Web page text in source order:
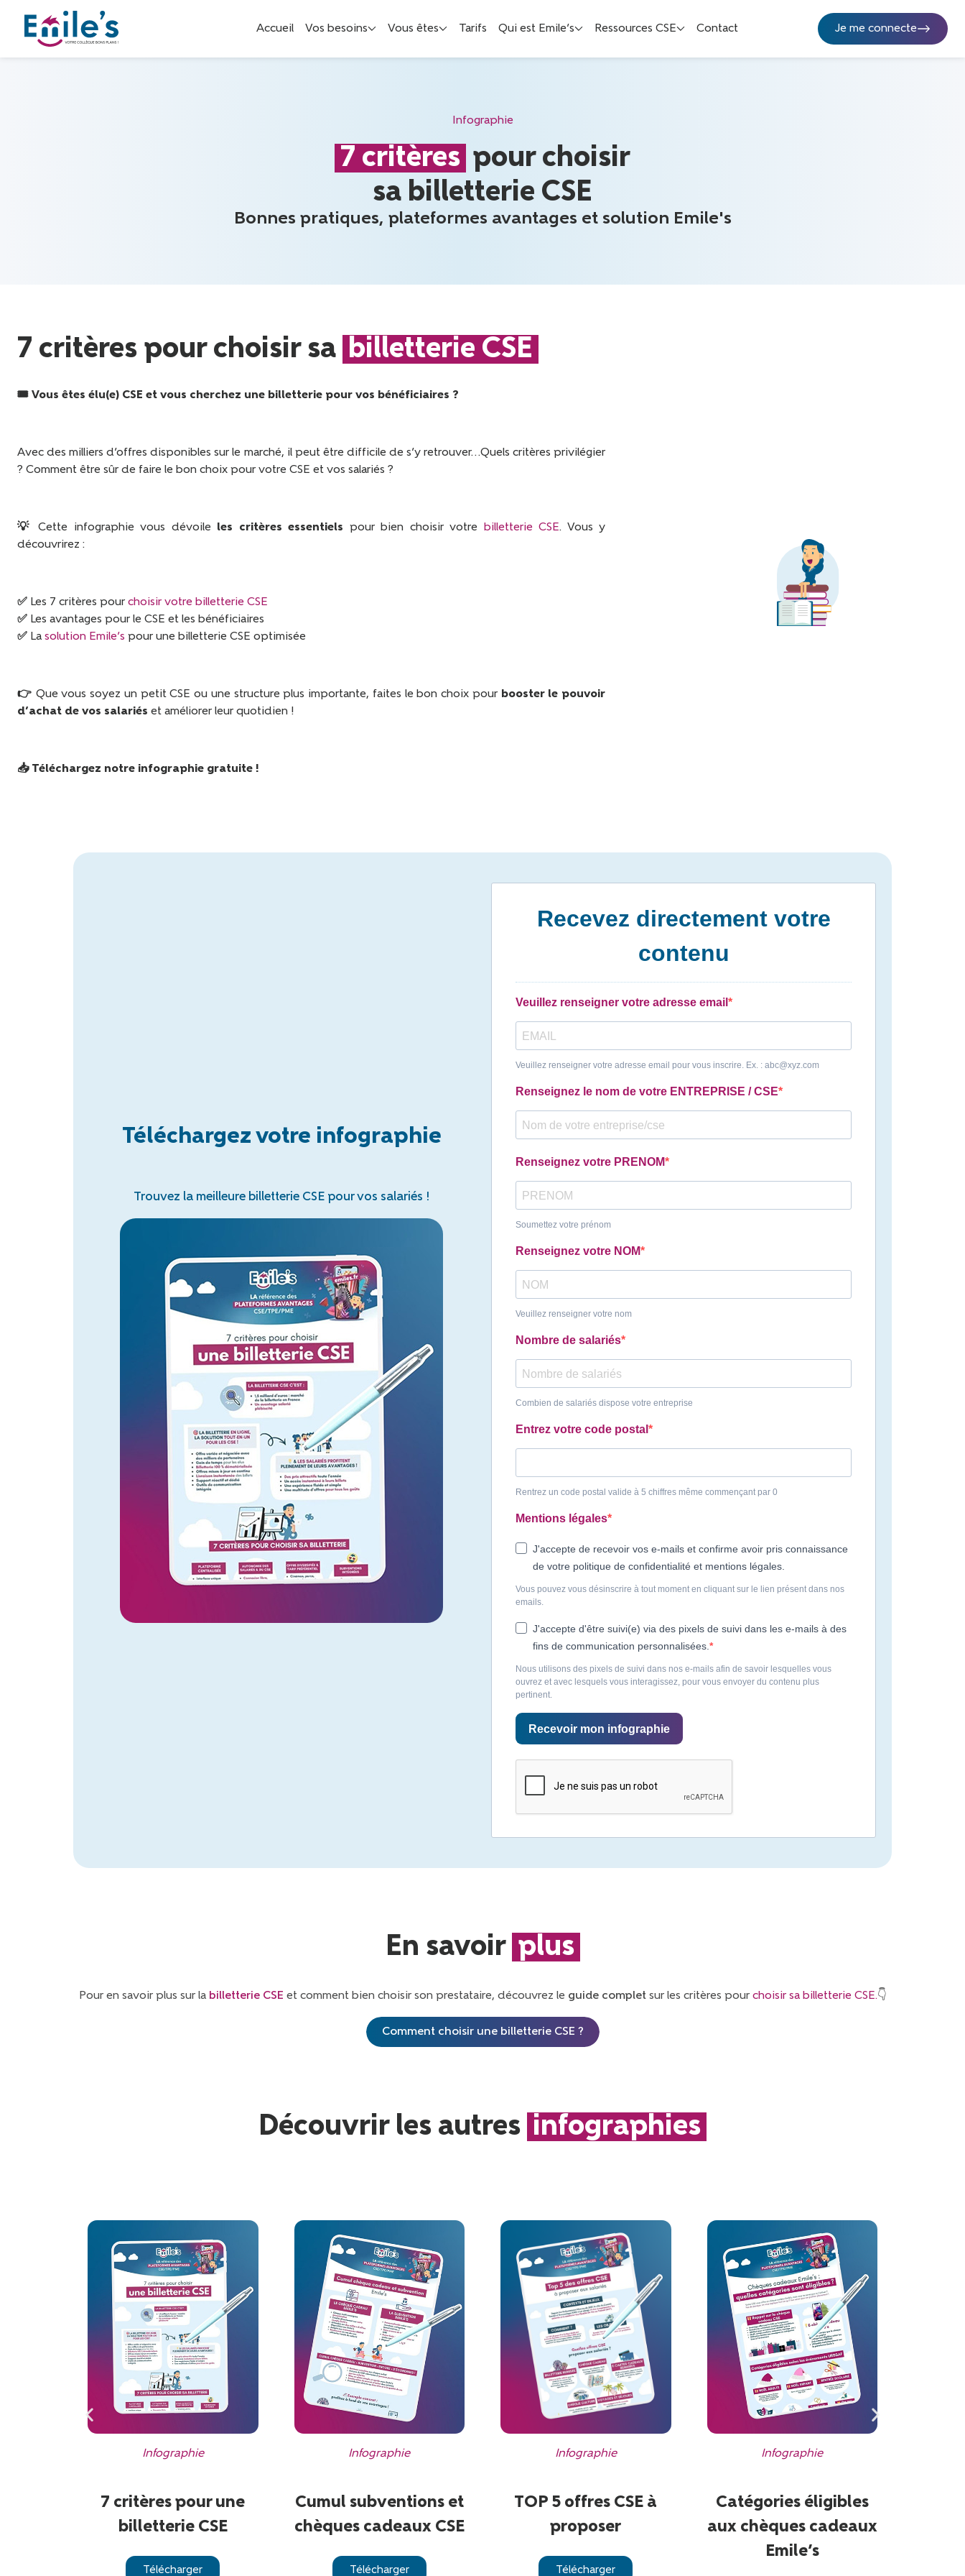
Accueil Vos besoins Vous êtes Tarifs Qui est Emile’s Ressources CSE Contact Je me connecte
Infographie
7 critères pour choisir
sa billetterie CSE
Bonnes pratiques, plateformes avantages et solution Emile's
7 critères pour choisir sa billetterie CSE
🎟️ Vous êtes élu(e) CSE et vous cherchez une billetterie pour vos bénéficiaires ?
Avec des milliers d’offres disponibles sur le marché, il peut être difficile de s’y retrouver…Quels critères privilégier
? Comment être sûr de faire le bon choix pour votre CSE et vos salariés ?
💡 Cette infographie vous dévoile les critères essentiels pour bien choisir votre billetterie CSE. Vous y
découvrirez :
✅ Les 7 critères pour choisir votre billetterie CSE
✅ Les avantages pour le CSE et les bénéficiaires
✅ La solution Emile’s pour une billetterie CSE optimisée
👉 Que vous soyez un petit CSE ou une structure plus importante, faites le bon choix pour booster le pouvoir
d’achat de vos salariés et améliorer leur quotidien !
📥 Téléchargez notre infographie gratuite !
Téléchargez votre infographie
Trouvez la meilleure billetterie CSE pour vos salariés !
Recevez directement votre
contenu
Veuillez renseigner votre adresse email
Veuillez renseigner votre adresse email pour vous inscrire. Ex. : abc@xyz.com
Renseignez le nom de votre ENTREPRISE / CSE
Renseignez votre PRENOM
Soumettez votre prénom
Renseignez votre NOM
Veuillez renseigner votre nom
Nombre de salariés
Combien de salariés dispose votre entreprise
Entrez votre code postal
Rentrez un code postal valide à 5 chiffres même commençant par 0
Mentions légales
J'accepte de recevoir vos e-mails et confirme avoir pris connaissance
de votre politique de confidentialité et mentions légales.
Vous pouvez vous désinscrire à tout moment en cliquant sur le lien présent dans nos
emails.
J'accepte d'être suivi(e) via des pixels de suivi dans les e-mails à des
fins de communication personnalisées.
Nous utilisons des pixels de suivi dans nos e-mails afin de savoir lesquelles vous
ouvrez et avec lesquels vous interagissez, pour vous envoyer du contenu plus
pertinent.
Recevoir mon infographie
En savoir plus
Pour en savoir plus sur la billetterie CSE et comment bien choisir son prestataire, découvrez le guide completsur les critères pour choisir sa billetterie CSE.👇
Comment choisir une billetterie CSE ?
Découvrir les autres infographies
Infographie
7 critères pour une
billetterie CSE
Télécharger
Infographie
Cumul subventions et
chèques cadeaux CSE
Télécharger
Infographie
TOP 5 offres CSE à
proposer
Télécharger
Infographie
Catégories éligibles
aux chèques cadeaux
Emile’s